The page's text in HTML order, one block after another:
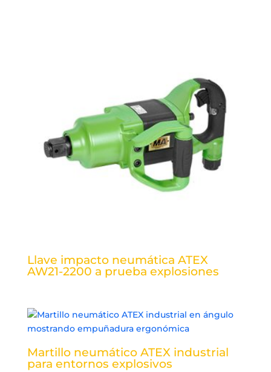
Llave impacto neumática ATEX
AW21-2200 a prueba explosiones
Martillo neumático ATEX industrial
para entornos explosivos